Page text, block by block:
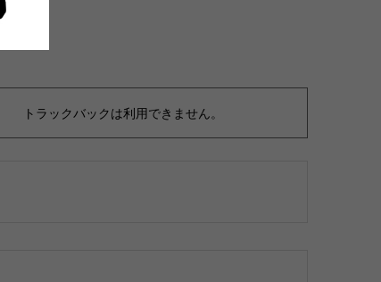
トラックバックは利用できません。